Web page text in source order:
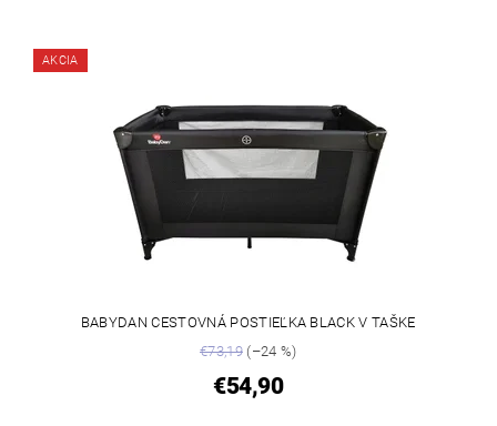
AKCIA
BABYDAN CESTOVNÁ POSTIEĽKA BLACK V TAŠKE
€73,19(–24 %)
€54,90